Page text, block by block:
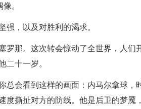
。
，以及对胜利的渴求。
罗那。这次转会惊动了全世界，人们
二十一岁。
总会看到这样的画面：内马尔拿球，
撕扯对方的防线。他是后卫的梦魇，